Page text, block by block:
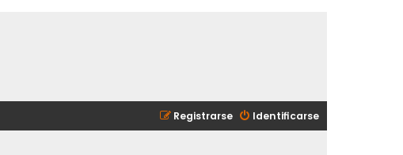
Identificarse
Registrarse